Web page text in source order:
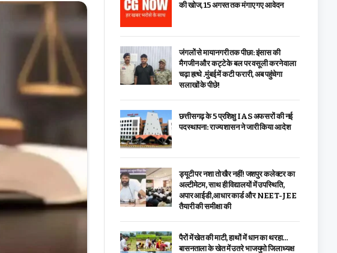
की खोज, 15 अगस्त तक मंगाए गए आवेदन
जंगलों से मायानगरी तक पीछा: इंसास की
मैगजीन और कट्टे के बल पर वसूली करने वाला
चढ़ा हत्थे .मुंबई में कटी फरारी, अब पहुंचेगा
सलाखों के पीछे!
छत्तीसगढ़ के 5 प्रशिक्षु IAS अफसरों की नई
पदस्थापना: राज्य शासन ने जारी किया आदेश
ड्यूटी पर नशा तो खैर नहीं! जशपुर कलेक्टर का
अल्टीमेटम, साथ ही विद्यालयों में उपस्थिति,
अपार आईडी,आधार कार्ड और NEET-JEE
तैयारी की समीक्षा की
पैरों में खेत की माटी, हाथों में धान का थरहा…
बासनताला के खेत में उतरे भाजयुमो जिलाध्यक्ष